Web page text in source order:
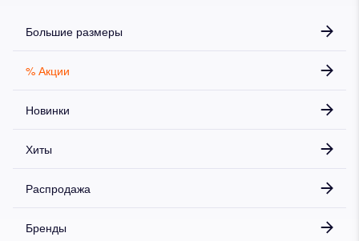
Большие размеры
% Акции
Новинки
Хиты
Распродажа
Бренды